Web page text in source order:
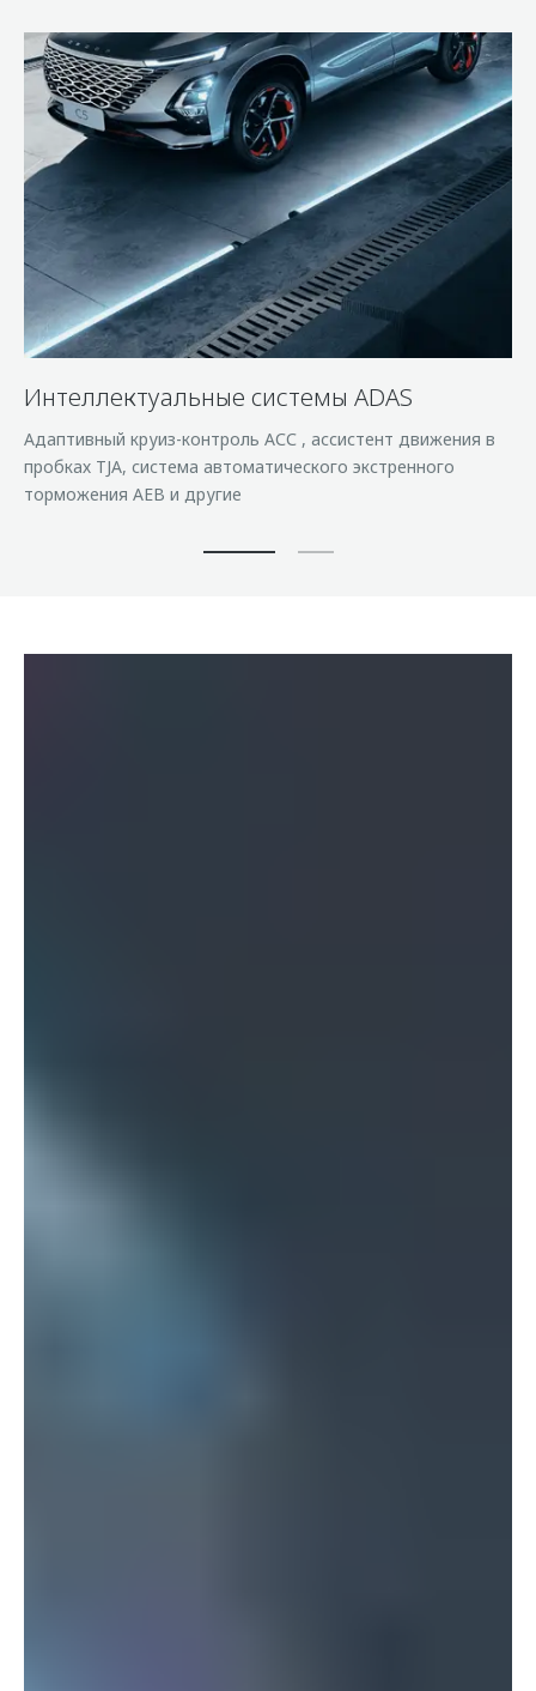
Интеллектуальные cистемы ADAS
Адаптивный круиз-контроль АСС , ассистент движения в
пробках TJA, система автоматического экстренного
торможения AEB и другие